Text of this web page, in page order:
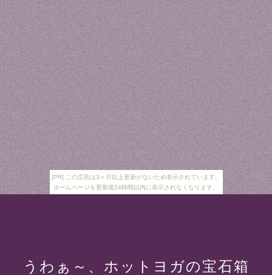
[PR] この広告は3ヶ月以上更新がないため表示されています。
ホームページを更新後24時間以内に表示されなくなります。
うわぁ～、ホットヨガの宝石箱